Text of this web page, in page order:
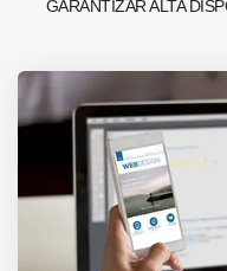
GARANTIZAR ALTA